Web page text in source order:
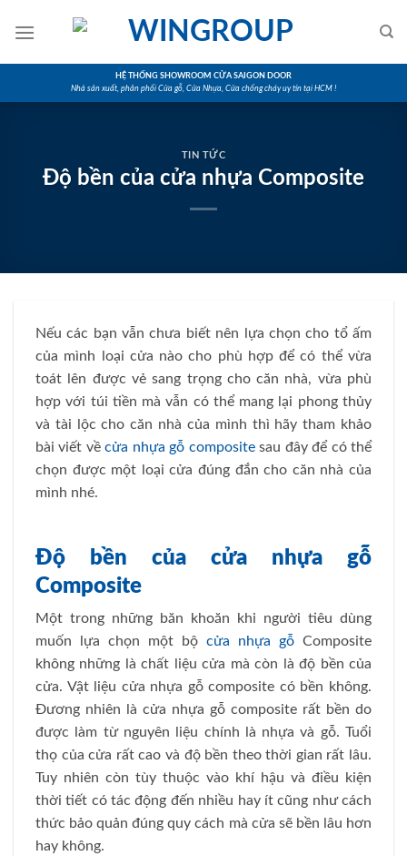
HỆ THỐNG SHOWROOM CỬA SAIGON DOOR
Nhà sản xuất, phân phối Cửa gỗ, Cửa Nhựa, Cửa chống cháy uy tín tại HCM !
TIN TỨC
Độ bền của cửa nhựa Composite
Nếu các bạn vẫn chưa biết nên lựa chọn cho tổ ấm
của mình loại cửa nào cho phù hợp để có thể vừa
toát lên được vẻ sang trọng cho căn nhà, vừa phù
hợp với túi tiền mà vẫn có thể mang lại phong thủy
và tài lộc cho căn nhà của mình thì hãy tham khảo
bài viết vềcửa nhựa gỗ compositesau đây để có thể
chọn được một loại cửa đúng đắn cho căn nhà của
mình nhé.
Độ bền của cửa nhựa gỗ
Composite
Một trong những băn khoăn khi người tiêu dùng
muốn lựa chọn một bộ cửa nhựa gỗ Composite
không những là chất liệu cửa mà còn là độ bền của
cửa. Vật liệu cửa nhựa gỗ composite có bền không.
Đương nhiên là cửa nhựa gỗ composite rất bền do
được làm từ nguyên liệu chính là nhựa và gỗ. Tuổi
thọ của cửa rất cao và độ bền theo thời gian rất lâu.
Tuy nhiên còn tùy thuộc vào khí hậu và điều kiện
thời tiết có tác động đến nhiều hay ít cũng như cách
thức bảo quản đúng quy cách mà cửa sẽ bền lâu hơn
hay không.